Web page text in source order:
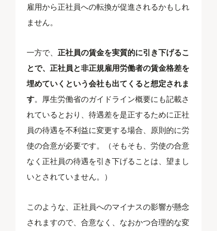
雇用から正社員への転換が促進されるかもしれ
ません。
一方で、正社員の賃金を実質的に引き下げるこ
とで、正社員と非正規雇用労働者の賃金格差を
埋めていくという会社も出てくると想定されま
す。厚生労働省のガイドライン概要にも記載さ
れているとおり、待遇差を是正するために正社
員の待遇を不利益に変更する場合、原則的に労
使の合意が必要です。（そもそも、労使の合意
なく正社員の待遇を引き下げることは、望まし
いとされていません。）
このような、正社員へのマイナスの影響が懸念
されますので、合意なく、なおかつ合理的な変